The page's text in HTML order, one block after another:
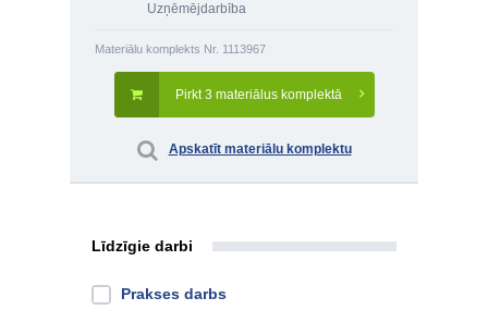
Uzņēmējdarbība
Materiālu komplekts Nr. 1113967
Pirkt 3 materiālus komplektā
Apskatīt materiālu komplektu
Līdzīgie darbi
Prakses darbs